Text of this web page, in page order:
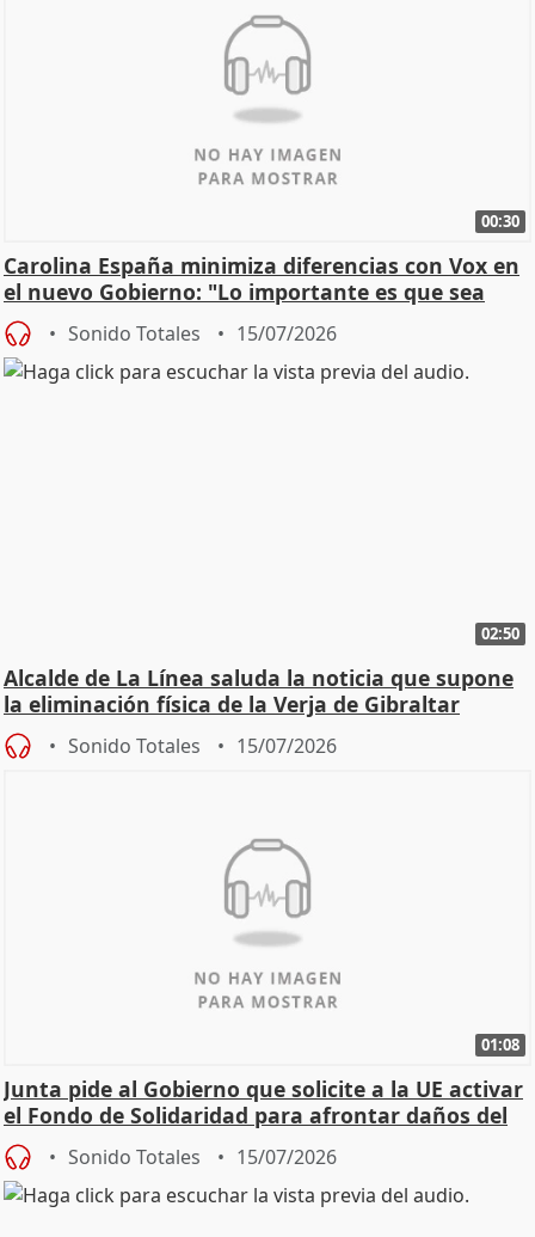
00:30
Carolina España minimiza diferencias con Vox en
el nuevo Gobierno: "Lo importante es que sea
una leg
Sonido Totales 15/07/2026
02:50
Alcalde de La Línea saluda la noticia que supone
la eliminación física de la Verja de Gibraltar
Sonido Totales 15/07/2026
01:08
Junta pide al Gobierno que solicite a la UE activar
el Fondo de Solidaridad para afrontar daños del
Sonido Totales 15/07/2026